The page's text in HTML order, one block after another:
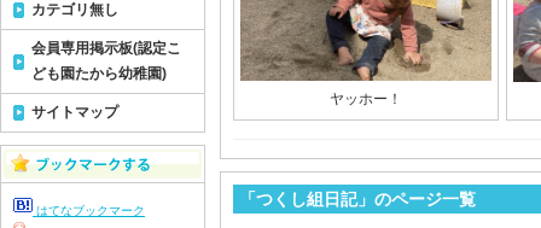
ヤッホー！
「つくし組日記」のページ一覧
カテゴリ無し
会員専用掲示板(認定こ
ども園たから幼稚園)
サイトマップ
はてなブックマーク